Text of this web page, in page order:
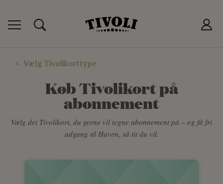
Vælg Tivolikorttype
Køb Tivolikort på
abonnement
Vælg det Tivolikort, du gerne vil tegne abonnement på – og få fri
adgang til Haven, så tit du vil.